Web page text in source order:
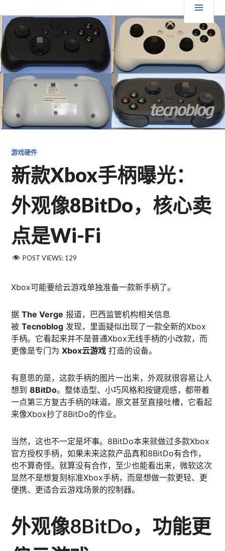
至
内
容
TGFC LIFESTYLE
菜
单
游戏硬件
新款Xbox手柄曝光：
外观像8BitDo，核心卖
点是Wi-Fi
POST VIEWS: 129
Xbox可能要给云游戏单独准备一款新手柄了。
据The Verge 报道，巴西监管机构相关信息
被Tecnoblog 发现，里面疑似出现了一款全新的Xbox
手柄。它看起来并不是普通Xbox无线手柄的小改款，而
更像是专门为Xbox云游戏 打造的设备。
有意思的是，这款手柄的图片一出来，外观就很容易让人
想到8BitDo。整体造型、小巧风格和按键观感，都带着
一点第三方复古手柄的味道。原文甚至直接吐槽，它看起
来像Xbox抄了8BitDo的作业。
当然，这也不一定是坏事。8BitDo本来就做过多款Xbox
官方授权手柄，如果未来这款产品真和8BitDo有合作，
也不算奇怪。就算没有合作，至少也能看出来，微软这次
显然不是想复刻标准Xbox手柄，而是想做一款更轻、更
便携、更适合云游戏场景的控制器。
外观像8BitDo，功能更